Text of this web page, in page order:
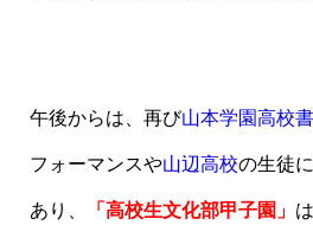
午後からは、再び山本学園高校
フォーマンスや山辺高校の生徒
あり、
「高校生文化部甲子園」